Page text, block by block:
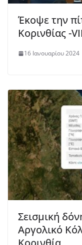
Έκοψε την
Κορινθίας -
16 Ιανουαρίου 2024
Σεισμική
Αργολικό